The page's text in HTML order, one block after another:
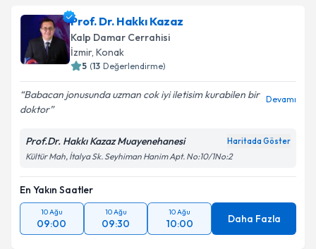
Prof. Dr. Hakkı Kazaz
Kalp Damar Cerrahisi
İzmir, Konak
5 (13 Değerlendirme)
Babacan jonusunda uzman cok iyi iletisim kurabilen bir
doktor
Devamı
Prof.Dr. Hakkı Kazaz Muayenehanesi Haritada Göster
Kültür Mah, İtalya Sk. Seyhiman Hanim Apt. No:10/1No:2
En Yakın Saatler
10 Ağu
09:00
10 Ağu
09:30
10 Ağu
10:00 Daha Fazla